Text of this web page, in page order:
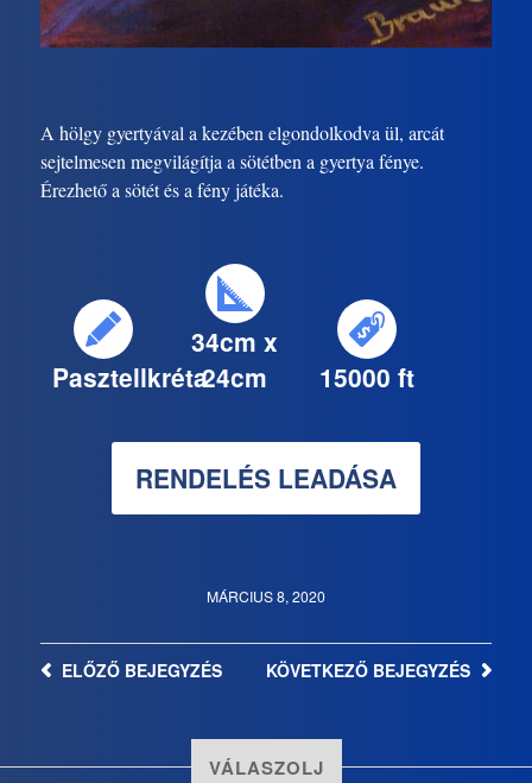
A hölgy gyertyával a kezében elgondolkodva ül, arcát
sejtelmesen megvilágítja a sötétben a gyertya fénye.
Érezhető a sötét és a fény játéka.
Pasztellkréta
34cm x
24cm
15000 ft
RENDELÉS LEADÁSA
MÁRCIUS 8, 2020
KÖVETKEZŐ BEJEGYZÉS
ELŐZŐBEJEGYZÉS
VÁLASZOLJ